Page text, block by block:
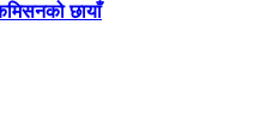
छायाँ